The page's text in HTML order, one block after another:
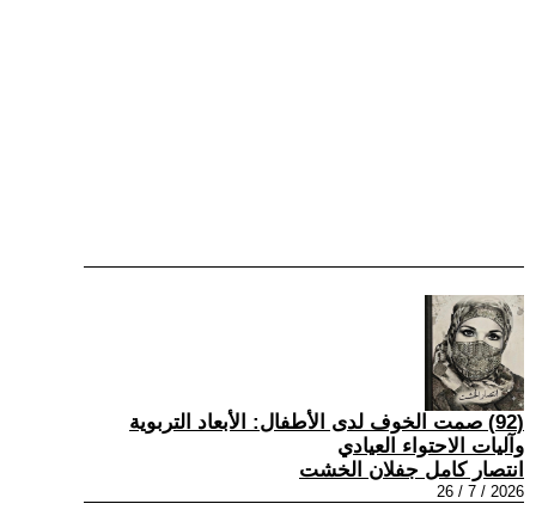
(92) صمت الخوف لدى الأطفال: الأبعاد التربوية
وآليات الاحتواء العيادي
انتصار كامل جفلان الخشت
2026 / 7 / 26